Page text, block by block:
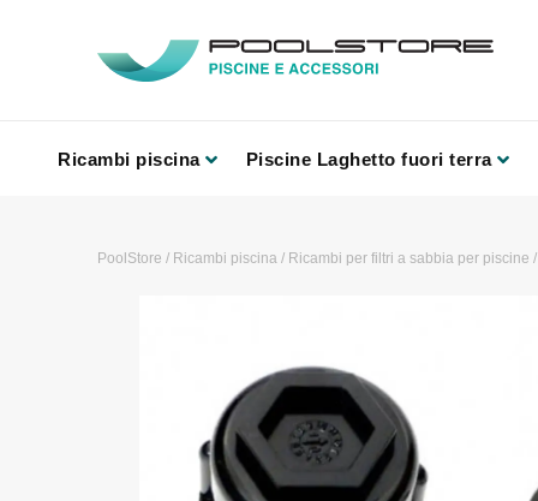
Ricambi piscina Piscine Laghetto fuori terra
PoolStore / Ricambi piscina/ Ricambi per filtri a sabbia per piscine /